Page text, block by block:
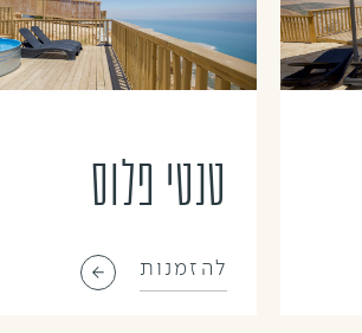
טנטי פלוס
להזמנות